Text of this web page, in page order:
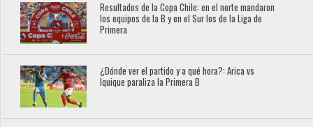
Resultados de la Copa Chile: en el norte mandaron
los equipos de la B y en el Sur los de la Liga de
Primera
¿Dónde ver el partido y a qué hora?: Arica vs
Iquique paraliza la Primera B